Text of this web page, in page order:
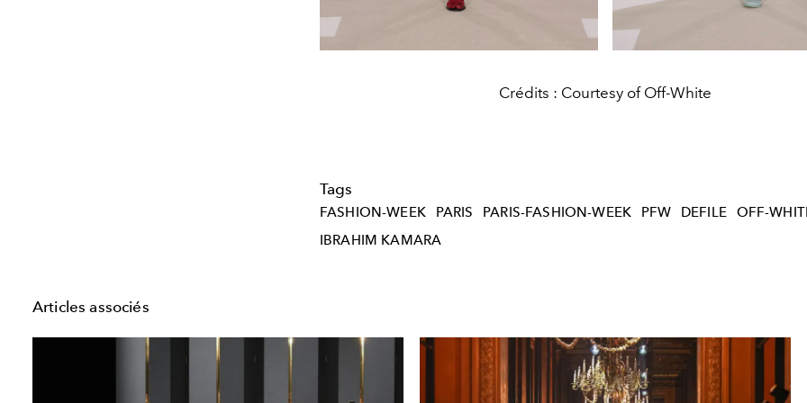
Crédits : Courtesy of Off-White
Tags
FASHION-WEEK PARIS PARIS-FASHION-WEEK PFW DEFILE
OFF-
IBRAHIM KAMARA
Articles associés